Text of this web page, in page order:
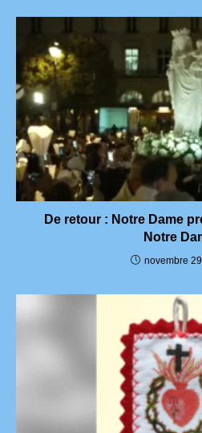
De retour : Notre Dame
Notre
novembre